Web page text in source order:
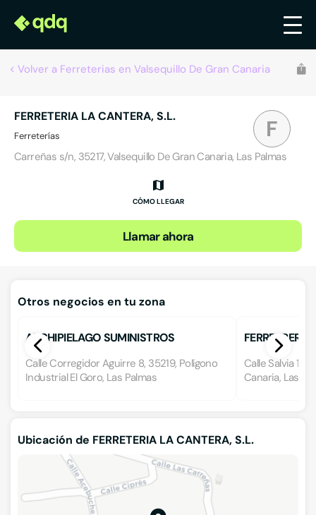
Volver a Ferreterias en Valsequillo De Gran Canaria
F
FERRETERIA LA CANTERA, S.L.
Ferreterías
Carreñas s/n, 35217, Valsequillo De Gran Canaria, Las Palmas
CÓMO LLEGAR
Llamar ahora
Otros negocios en tu zona
ARCHIPIELAGO SUMINISTROS
INDUSTRIALES 95, S.L.
Calle Corregidor Aguirre 8, 35219, Polígono
Industrial El Goro, Las Palmas
Calle Salvia 17,
Canaria, Las
Ubicación de FERRETERIA LA CANTERA, S.L.